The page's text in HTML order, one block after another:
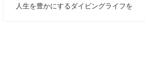
人生を豊かにするダイビングライフを